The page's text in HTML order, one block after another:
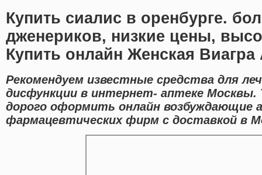
Купить сиалис в оренбурге.
дженериков, низкие цены,
Купить онлайн Женская
Рекомендуем известные средства для
дисфункции в интернет- аптеке
дорого оформить онлайн возбуждающие
фармацевтических фирм с доставкой в